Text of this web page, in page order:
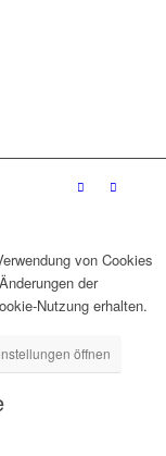
von Cookies
der
Nutzung erhalten.
öffnen